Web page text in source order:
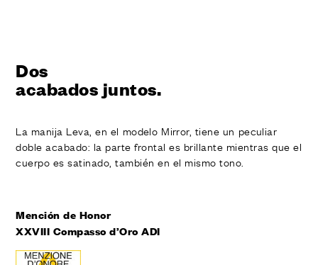
Dos
acabados juntos.
La manija Leva, en el modelo Mirror, tiene un peculiar
doble acabado: la parte frontal es brillante mientras que el
cuerpo es satinado, también en el mismo tono.
Mención de Honor
XXVIII Compasso d’Oro ADI